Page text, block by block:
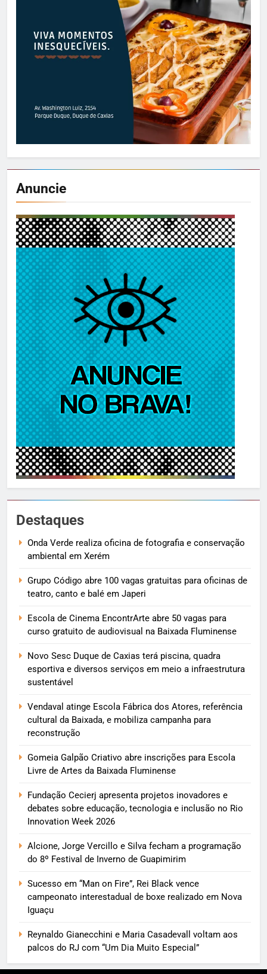
Anuncie
Destaques
Onda Verde realiza oficina de fotografia e conservação
ambiental em Xerém
Grupo Código abre 100 vagas gratuitas para oficinas de
teatro, canto e balé em Japeri
Escola de Cinema EncontrArte abre 50 vagas para
curso gratuito de audiovisual na Baixada Fluminense
Novo Sesc Duque de Caxias terá piscina, quadra
esportiva e diversos serviços em meio a infraestrutura
sustentável
Vendaval atinge Escola Fábrica dos Atores, referência
cultural da Baixada, e mobiliza campanha para
reconstrução
Gomeia Galpão Criativo abre inscrições para Escola
Livre de Artes da Baixada Fluminense
Fundação Cecierj apresenta projetos inovadores e
debates sobre educação, tecnologia e inclusão no Rio
Innovation Week 2026
Alcione, Jorge Vercillo e Silva fecham a programação
do 8º Festival de Inverno de Guapimirim
Sucesso em “Man on Fire”, Rei Black vence
campeonato interestadual de boxe realizado em Nova
Iguaçu
Reynaldo Gianecchini e Maria Casadevall voltam aos
palcos do RJ com “Um Dia Muito Especial”